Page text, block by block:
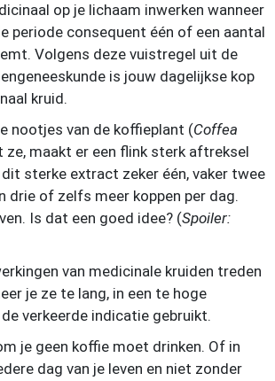
op je lichaam inwerken wanneer
periode consequent één of een aantal
Volgens deze vuistregel uit de
is jouw dagelijkse kop
kruid.
nootjes van de koffieplant (Coffea
ze, maakt er een flink sterk aftreksel
sterke extract zeker één, vaker twee
drie of zelfs meer koppen per dag.
Is dat een goed idee? (Spoiler:
van medicinale kruiden treden
je ze te lang, in een te hoge
verkeerde indicatie gebruikt.
je geen koffie moet drinken. Of in
dag van je leven en niet zonder